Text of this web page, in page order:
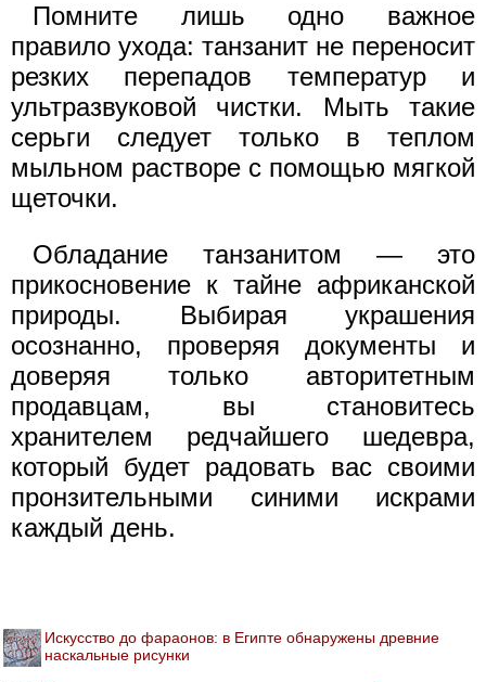
Помните лишь одно важное
правило ухода: танзанит не переносит
резких перепадов температур и
ультразвуковой чистки. Мыть такие
серьги следует только в теплом
мыльном растворе с помощью мягкой
щеточки.
Обладание танзанитом — это
прикосновение к тайне африканской
природы. Выбирая украшения
осознанно, проверяя документы и
доверяя только авторитетным
продавцам, вы становитесь
хранителем редчайшего шедевра,
который будет радовать вас своими
пронзительными синими искрами
каждый день.
Искусство до фараонов: в Египте обнаружены древние
наскальные рисунки